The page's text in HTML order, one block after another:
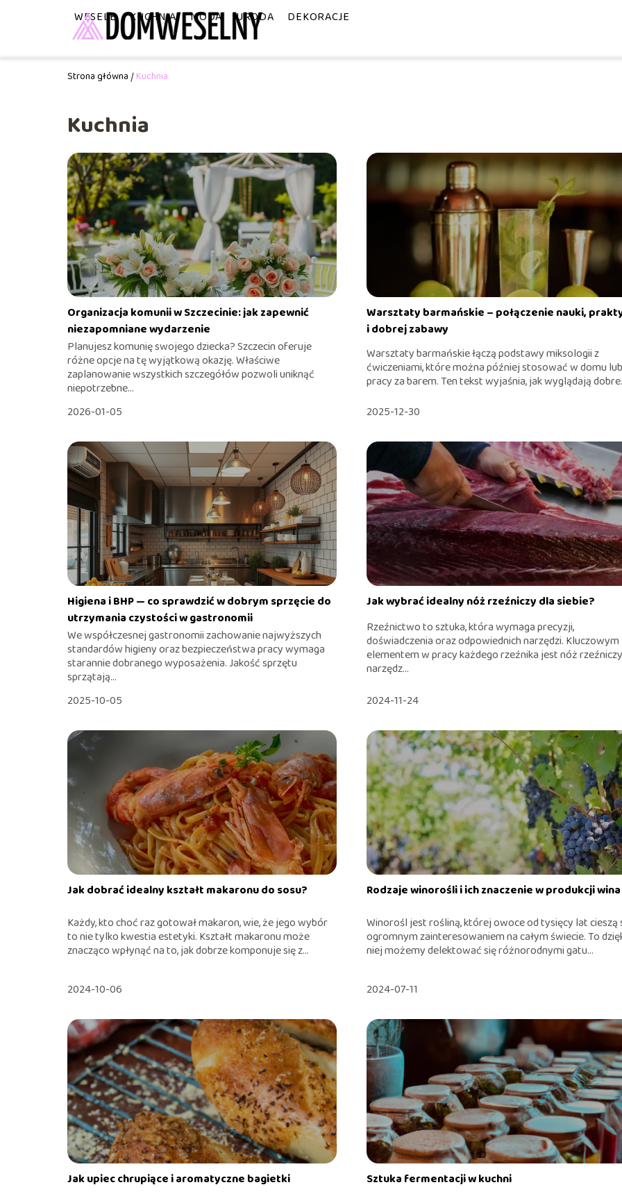
WESELE KUCHNIA MODA URODA DEKORACJE
Strona główna/Kuchnia
Kuchnia
Organizacja komunii w Szczecinie: jak zapewnić
niezapomniane wydarzenie
Planujesz komunię swojego dziecka? Szczecin oferuje
różne opcje na tę wyjątkową okazję. Właściwe
zaplanowanie wszystkich szczegółów pozwoli uniknąć
niepotrzebne...
2026-01-05
Warsztaty barmańskie – połączenie nauki,
i dobrej zabawy
Warsztaty barmańskie łączą podstawy miksologii z
ćwiczeniami, które można później stosować w domu
pracy za barem. Ten tekst wyjaśnia, jak wyglądają
2025-12-30
Higiena i BHP — co sprawdzić w dobrym sprzęcie do
utrzymania czystości w gastronomii
We współczesnej gastronomii zachowanie najwyższych
standardów higieny oraz bezpieczeństwa pracy wymaga
starannie dobranego wyposażenia. Jakość sprzętu
sprzątają...
2025-10-05
Jak wybrać idealny nóż rzeźniczy dla siebie?
Rzeźnictwo to sztuka, która wymaga precyzji,
doświadczenia oraz odpowiednich narzędzi. Kluczowym
elementem w pracy każdego rzeźnika jest nóż
narzędz...
2024-11-24
Jak dobrać idealny kształt makaronu do sosu?
Każdy, kto choć raz gotował makaron, wie, że jego wybór
to nie tylko kwestia estetyki. Kształt makaronu może
znacząco wpłynąć na to, jak dobrze komponuje się z...
2024-10-06
Rodzaje winorośli i ich znaczenie w produkcji wina
Winorośl jest rośliną, której owoce od tysięcy lat cieszą
ogromnym zainteresowaniem na całym świecie. To
niej możemy delektować się różnorodnymi gatu...
2024-07-11
Jak upiec chrupiące i aromatyczne bagietki
Sztuka fermentacji w kuchni